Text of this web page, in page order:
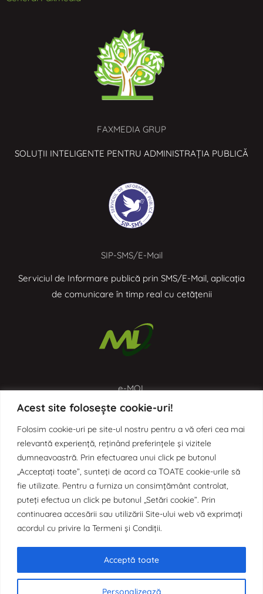
Acest site folosește cookie-uri!
Folosim cookie-uri pe site-ul nostru pentru a vă oferi cea mai
relevantă experiență, reținând preferințele și vizitele
dumneavoastră. Prin efectuarea unui click pe butonul
„Acceptați toate”, sunteți de acord ca TOATE cookie-urile să
fie utilizate. Pentru a furniza un consimțământ controlat,
puteți efectua un click pe butonul „Setări cookie”. Prin
continuarea accesării sau utilizării Site-ului web vă exprimați
acordul cu privire la Termeni și Condiții.
Personalizează
Acceptă toate
FAXMEDIA GRUP
SOLUȚII INTELIGENTE PENTRU ADMINISTRAȚIA PUBLICĂ
SIP-SMS/E-Mail
Serviciul de Informare publică prin SMS/E-Mail, aplicația
de comunicare în timp real cu cetățenii
e-MOL
Aplicația de digitalizare a proceselor administrative prin
Monitorul Oficial Local
Aplicația de digitalizare a Sistemului de Control Intern
Managerial prin Organigrama Dinamică